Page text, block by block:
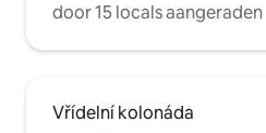
door 15 locals aangeraden
Vřídelní kolonáda